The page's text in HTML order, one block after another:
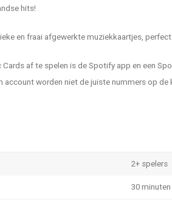
hits!
en fraai afgewerkte muziekkaartjes,
Cards af te spelen is de Spotify app en een
account worden niet de juiste nummers op de
2+ spelers
30 minuten